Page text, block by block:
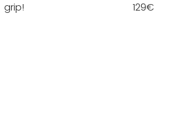
grip! 129€